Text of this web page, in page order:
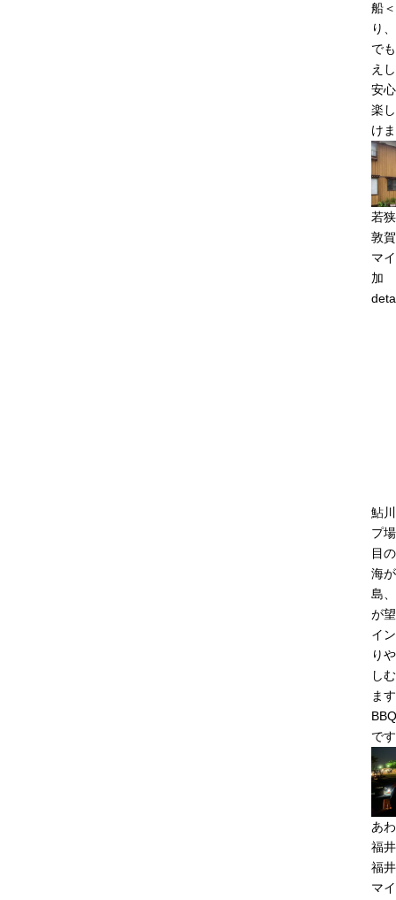
船
り
で
え
安
楽
け
若
敦
マ
加
鮎
プ場
目
海
島
が
イ
り
し
ま
で
あ
福
福
マ